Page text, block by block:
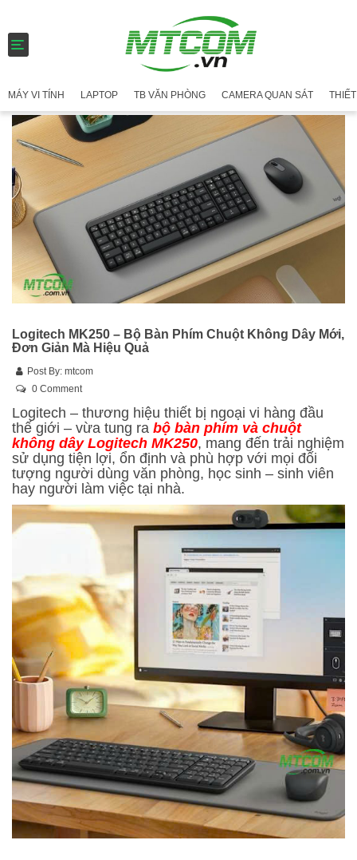
T
o
g
e
n
a
i
g
a
t
i
MÁY VI TÍNH LAPTOP TB VĂN PHÒNG CAMERA QUAN SÁT
Logitech MK250 – Bộ Bàn Phím Chuột Không Dây Mới,
Đơn Giản Mà Hiệu Quả
Post By: mtcom
0 Comment
Logitech – thương hiệu thiết bị ngoại vi hàng đầu
thế giới – vừa tung ra bộ bàn phím và chuột
không dây Logitech MK250, mang đến trải nghiệm
sử dụng tiện lợi, ổn định và phù hợp với mọi đối
tượng người dùng văn phòng, học sinh – sinh viên
hay người làm việc tại nhà.